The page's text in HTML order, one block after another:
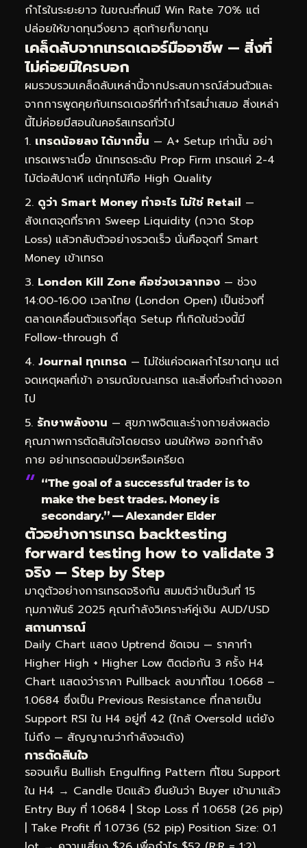
กำไรในระยะยาว ในขณะที่คนมี Win Rate 70% แต่
ปล่อยให้ขาดทุนวิ่งยาว สุดท้ายก็ขาดทุน
เคล็ดลับจากเทรดเดอร์มืออาชีพ — สิ่งที่
ไม่ค่อยมีใครบอก
ผมรวบรวมเคล็ดลับเหล่านี้จากประสบการณ์ส่วนตัวและ
จากการพูดคุยกับเทรดเดอร์ที่ทำกำไรสม่ำเสมอ สิ่งเหล่า
นี้ไม่ค่อยมีสอนในคอร์สเทรดทั่วไป
เทรดน้อยลง ได้มากขึ้น — A+ Setup เท่านั้น อย่า
เทรดเพราะเบื่อ นักเทรดระดับ Prop Firm เทรดแค่ 2-4
ไม้ต่อสัปดาห์ แต่ทุกไม้คือ High Quality
ดูว่า Smart Money ทำอะไร ไม่ใช่ Retail —
สังเกตจุดที่ราคา Sweep Liquidity (กวาด Stop
Loss) แล้วกลับตัวอย่างรวดเร็ว นั่นคือจุดที่ Smart
Money เข้าเทรด
London Kill Zone คือช่วงเวลาทอง — ช่วง
14:00-16:00 เวลาไทย (London Open) เป็นช่วงที่
ตลาดเคลื่อนตัวแรงที่สุด Setup ที่เกิดในช่วงนี้มี
Follow-through ดี
Journal ทุกเทรด — ไม่ใช่แค่จดผลกำไรขาดทุน แต่
จดเหตุผลที่เข้า อารมณ์ขณะเทรด และสิ่งที่จะทำต่างออก
ไป
รักษาพลังงาน — สุขภาพจิตและร่างกายส่งผลต่อ
คุณภาพการตัดสินใจโดยตรง นอนให้พอ ออกกำลัง
กาย อย่าเทรดตอนป่วยหรือเครียด
“The goal of a successful trader is to
make the best trades. Money is
secondary.” — Alexander Elder
ตัวอย่างการเทรด backtesting
forward testing how to validate 3
จริง — Step by Step
มาดูตัวอย่างการเทรดจริงกัน สมมติว่าเป็นวันที่ 15
กุมภาพันธ์ 2025 คุณกำลังวิเคราะห์คู่เงิน AUD/USD
สถานการณ์
Daily Chart แสดง Uptrend ชัดเจน — ราคาทำ
Higher High + Higher Low ติดต่อกัน 3 ครั้ง H4
Chart แสดงว่าราคา Pullback ลงมาที่โซน 1.0668 –
1.0684 ซึ่งเป็น Previous Resistance ที่กลายเป็น
Support RSI ใน H4 อยู่ที่ 42 (ใกล้ Oversold แต่ยัง
ไม่ถึง — สัญญาณว่ากำลังจะเด้ง)
การตัดสินใจ
รอจนเห็น Bullish Engulfing Pattern ที่โซน Support
ใน H4 → Candle ปิดแล้ว ยืนยันว่า Buyer เข้ามาแล้ว
Entry Buy ที่ 1.0684 | Stop Loss ที่ 1.0658 (26 pip)
| Take Profit ที่ 1.0736 (52 pip) Position Size: 0.1